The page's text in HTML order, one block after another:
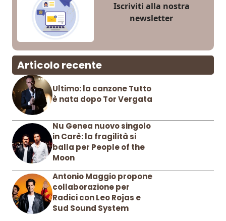
Iscriviti alla nostra
newsletter
Articolo recente
Ultimo: la canzone Tutto
è nata dopo Tor Vergata
Nu Genea nuovo singolo
in Carè: la fragilità si
balla per People of the
Moon
Antonio Maggio propone
collaborazione per
Radici con Leo Rojas e
Sud Sound System